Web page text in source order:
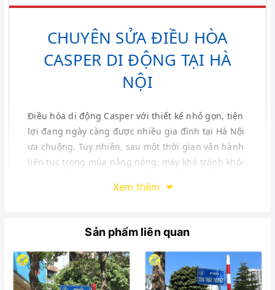
CHUYÊN SỬA ĐIỀU HÒA
CASPER DI ĐỘNG TẠI HÀ
NỘI
Điều hòa di động Casper với thiết kế nhỏ gọn, tiện
lợi đang ngày càng được nhiều gia đình tại Hà Nội
ưa chuộng. Tuy nhiên, sau một thời gian vận hành
liên tục trong mùa nắng nóng, máy khó tránh khỏi
cung cấp dịch vụ sửa chữa
Xem thêm
Sản phẩm liên quan